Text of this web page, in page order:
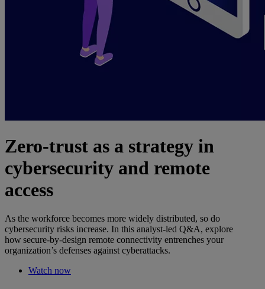
Zero-trust as a strategy in
cybersecurity and remote
access
As the workforce becomes more widely distributed, so do
cybersecurity risks increase. In this analyst-led Q&A, explore
how secure-by-design remote connectivity entrenches your
organization’s defenses against cyberattacks.
Watch now